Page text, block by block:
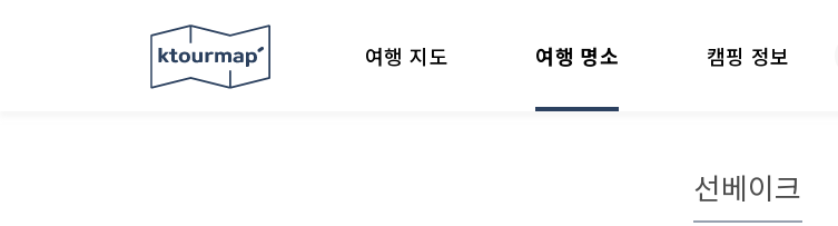
여행 지도 여행 명소 캠핑 정보
선베이크